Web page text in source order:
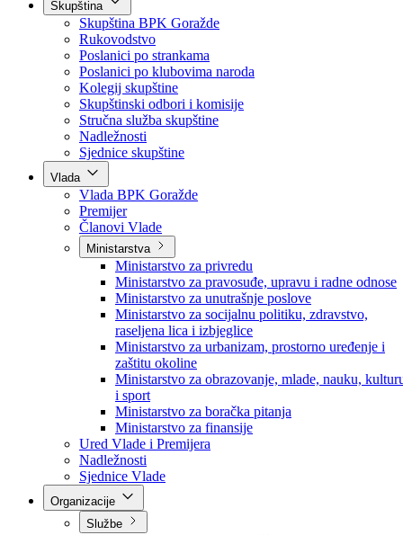
Informacije o gripi H1N1
Korona virus
Skupština
Skupština BPK Goražde
Rukovodstvo
Poslanici po strankama
Poslanici po klubovima naroda
Kolegij skupštine
Skupštinski odbori i komisije
Stručna služba skupštine
Nadležnosti
Sjednice skupštine
Vlada
Vlada BPK Goražde
Premijer
Članovi Vlade
Ministarstva
Ministarstvo za privredu
Ministarstvo za pravosuđe, upravu i radne odnose
Ministarstvo za unutrašnje poslove
Ministarstvo za socijalnu politiku, zdravstvo,
raseljena lica i izbjeglice
Ministarstvo za urbanizam, prostorno uređenje i
zaštitu okoline
Ministarstvo za obrazovanje, mlade, nauku,
i sport
Ministarstvo za boračka pitanja
Ministarstvo za finansije
Ured Vlade i Premijera
Nadležnosti
Sjednice Vlade